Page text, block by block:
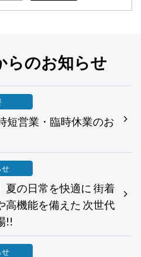
らのお知らせ
短営業・臨時休業のお
せ
夏の日常を快適に 街着
高機能を備えた 次世代
!!
せ